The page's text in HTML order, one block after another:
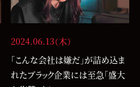
2024.06.13（木）
「こんな会社は嫌だ」が詰め込ま
れたブラック企業には至急「盛大